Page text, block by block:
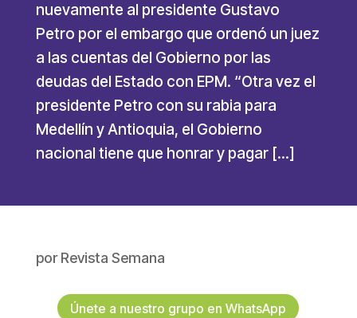
nuevamente al presidente Gustavo
Petro por el embargo que ordenó un juez
a las cuentas del Gobierno por las
deudas del Estado con EPM. “Otra vez el
presidente Petro con su rabia para
Medellín y Antioquia, el Gobierno
nacional tiene que honrar y pagar […]
porRevista Semana
Únete a nuestro grupo en WhatsApp